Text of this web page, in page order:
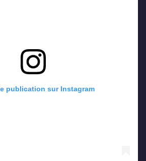
publication sur Instagram